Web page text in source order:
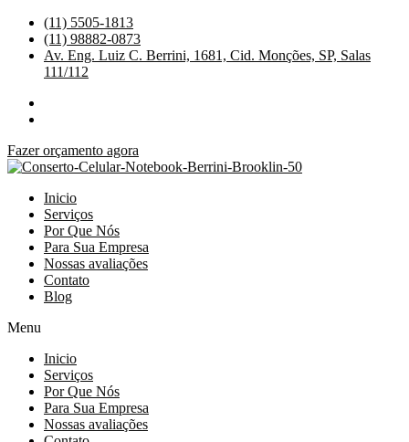
para
conteúdo
(11) 5505-1813
(11) 98882-0873
Av. Eng. Luiz C. Berrini, 1681, Cid. Monções, SP, Salas
111/112
Fazer orçamento agora
Inicio
Serviços
Por Que Nós
Para Sua Empresa
Nossas avaliações
Contato
Blog
Menu
Inicio
Serviços
Por Que Nós
Para Sua Empresa
Nossas avaliações